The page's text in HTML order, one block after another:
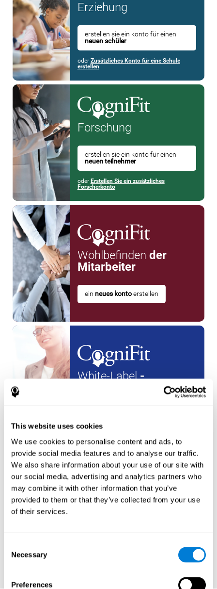
This website uses cookies
We use cookies to personalise content and ads, to
provide social media features and to analyse our traffic.
We also share information about your use of our site with
our social media, advertising and analytics partners who
may combine it with other information that you’ve
provided to them or that they’ve collected from your use
of their services.
Selection
Necessary
Preferences
Erziehung
erstellen sie ein konto für einen
neuen schüler
oder Zusätzliches Konto für eine Schule
erstellen
Forschung
erstellen sie ein konto für einen
neuen teilnehmer
oder Erstellen Sie ein zusätzliches
Forscherkonto
Wohlbefinden der
Mitarbeiter
ein neues kontoerstellen
White-Label-
Sportler